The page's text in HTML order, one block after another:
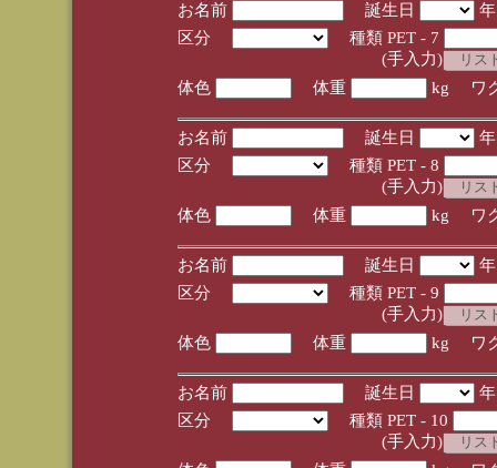
お名前 誕生日
区分
種類 PET - 7
(手入力)
体色
体重 kg ワ
お名前 誕生日
区分
種類 PET - 8
(手入力)
体色
体重 kg ワ
お名前 誕生日
区分
種類 PET - 9
(手入力)
体色
体重 kg ワ
お名前 誕生日
区分
種類 PET - 10
(手入力)